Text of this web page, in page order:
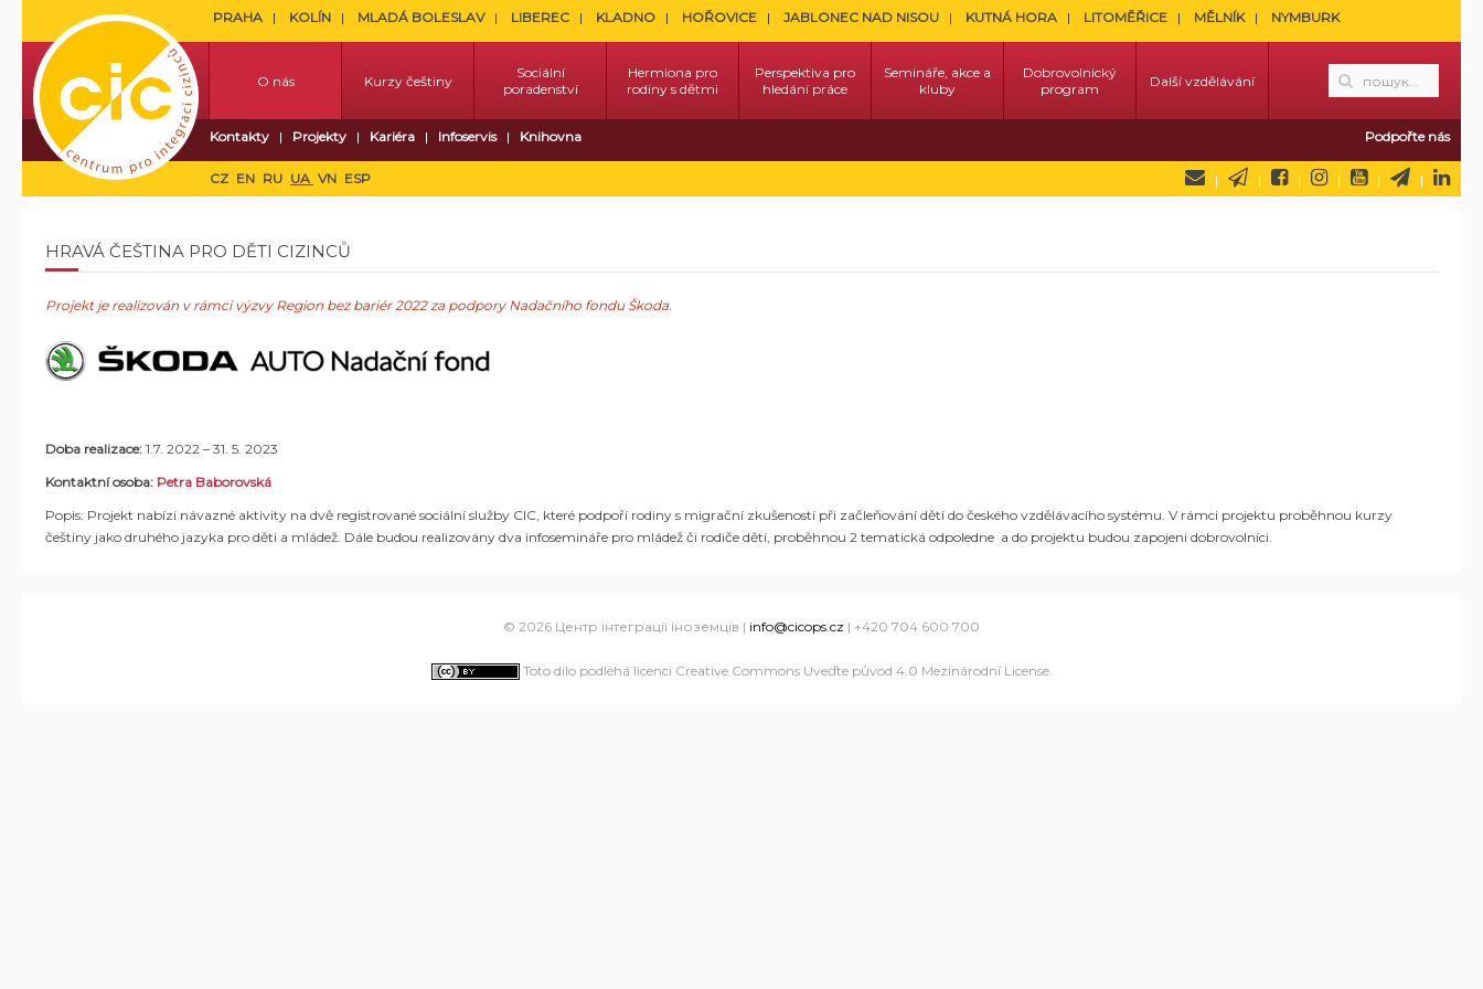
PRAHA KOLÍN MLADÁ BOLESLAV LIBEREC KLADNO HOŘOVICE JABLONEC NAD NISOU KUTNÁ HORA LITOMĚŘICE MĚLNÍK NYMBURK
O nás Kurzy češtiny
Sociální
poradenství
Hermiona pro
rodiny s dětmi
Perspektiva pro
hledání práce
Semináře, akce a
kluby
Dobrovolnický
program
Další vzdělávání
Kontakty Projekty Kariéra Infoservis Knihovna Podpořte nás
CZ EN RU UA VN ESP
HRAVÁ ČEŠTINA PRO DĚTI CIZINCŮ
Projekt je realizován v rámci výzvy Region bez bariér 2022 za podpory Nadačního fondu Škoda.
Doba realizace: 1.7. 2022 – 31. 5. 2023
Kontaktní osoba: Petra Baborovská
Popis: Projekt nabízí návazné aktivity na dvě registrované sociální služby CIC, které podpoří rodiny s migrační zkušeností při začleňování dětí do českého vzdělávacího systému. V rámci projektu proběhnou kurzy
češtiny jako druhého jazyka pro děti a mládež. Dále budou realizovány dva infosemináře pro mládež či rodiče dětí, proběhnou 2 tematická odpoledne a do projektu budou zapojeni dobrovolníci.
© 2026 Центр інтеграції іноземців | info@cicops.cz | +420 704 600 700
Toto dílo podléhá licenci Creative Commons Uveďte původ 4.0 Mezinárodní License.